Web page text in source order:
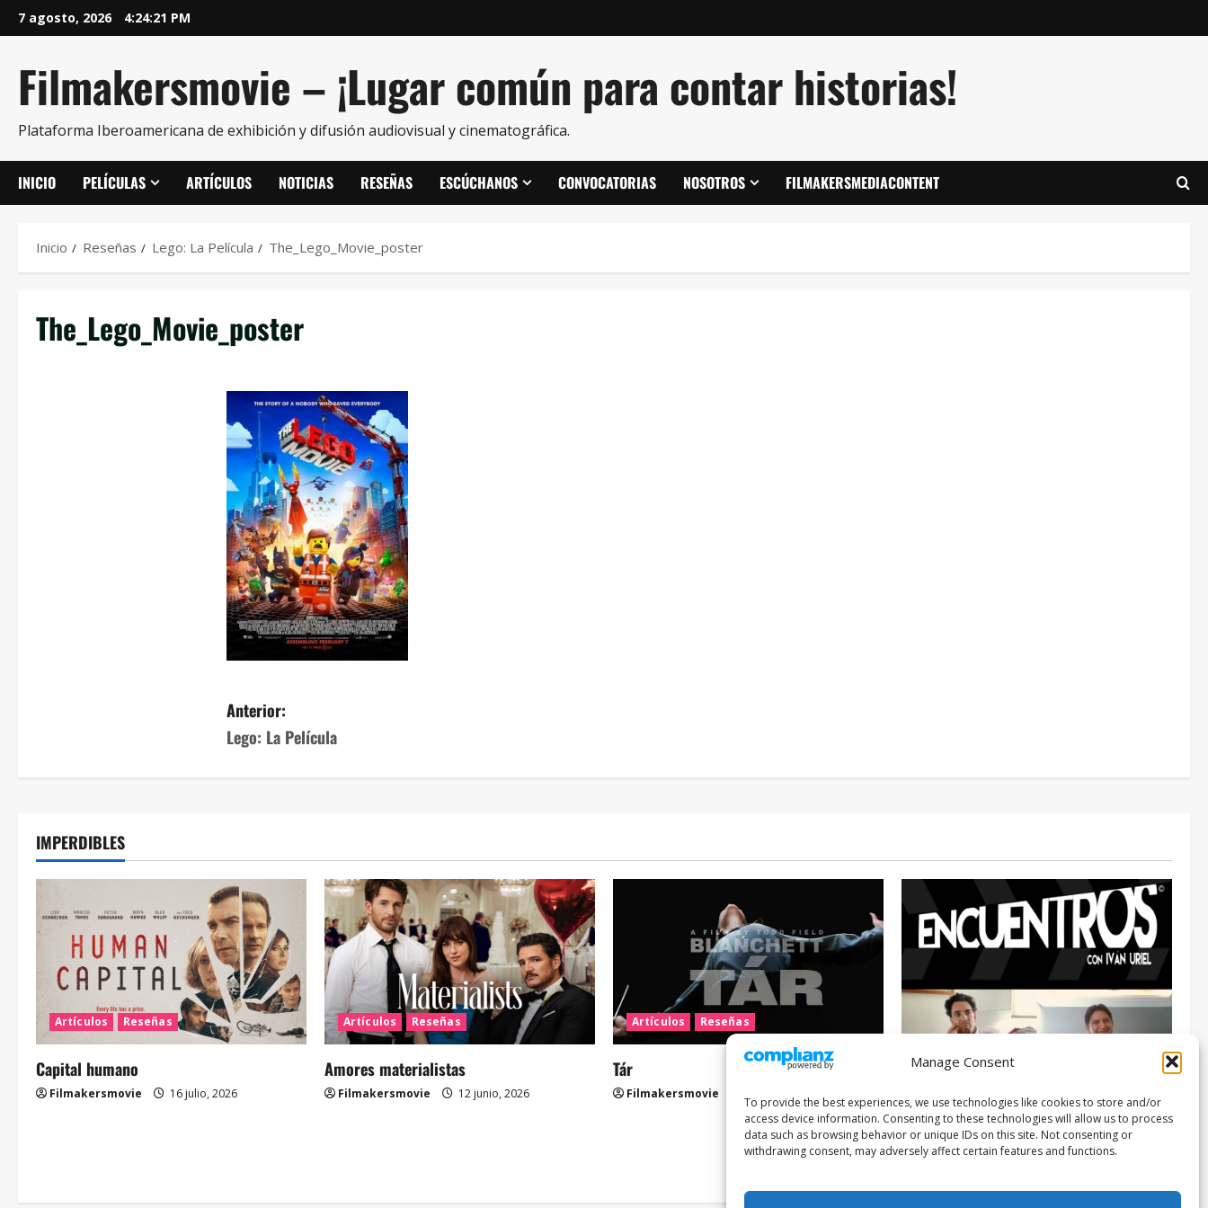
Manage Consent
To provide the best experiences, we use technologies like cookies to store and/or
access device information. Consenting to these technologies will allow us to process
data such as browsing behavior or unique IDs on this site. Not consenting or
withdrawing consent, may adversely affect certain features and functions.
7 agosto, 2026 4:24:21 PM
Filmakersmovie – ¡Lugar común para contar historias!
Plataforma Iberoamericana de exhibición y difusión audiovisual y cinematográfica.
INICIO PELÍCULAS ARTÍCULOS NOTICIAS RESEÑAS ESCÚCHANOS CONVOCATORIAS NOSOTROS FILMAKERSMEDIACONTENT
Inicio Reseñas Lego: La Película The_Lego_Movie_poster
The_Lego_Movie_poster
Anterior:
Lego: La Película
IMPERDIBLES
Artículos Reseñas
Capital humano
Filmakersmovie 16 julio, 2026
Artículos Reseñas
Amores materialistas
Filmakersmovie 12 junio, 2026
Artículos Reseñas
Tár
Filmakersmovie
ENCUENTROS CON IVÁN URIEL T3E22:
JUAN PATRICIO RIVEROLL